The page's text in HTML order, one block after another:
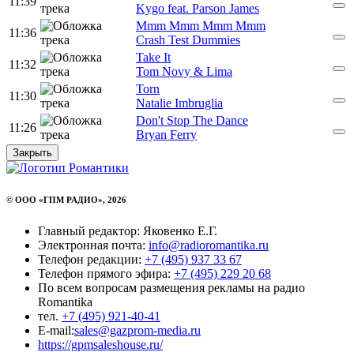
Kygo feat. Parson James
11:36
Mmm Mmm Mmm Mmm
Crash Test Dummies
11:32
Take It
Tom Novy & Lima
11:30
Torn
Natalie Imbruglia
11:26
Don't Stop The Dance
Bryan Ferry
Закрыть
© ООО «ГПМ РАДИО», 2026
Главный редактор: Яковенко Е.Г.
Электронная почта: info@radioromantika.ru
Телефон редакции: +7 (495) 937 33 67
Телефон прямого эфира: +7 (495) 229 20 68
По всем вопросам размещения рекламы на радио
Romantika
тел. +7 (495) 921-40-41
E-mail:sales@gazprom-media.ru
https://gpmsaleshouse.ru/